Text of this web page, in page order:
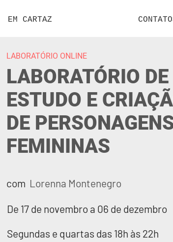
EM CARTAZ
LABORATÓRIO ONLINE
LABORATÓRIO DE
ESTUDO E
DE
FEMININAS
com Lorenna Montenegro
De 17 de novembro a 06 de dezembro
Segundas e quartas das 18h às 22h